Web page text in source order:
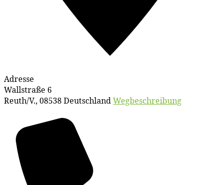
Adresse
Wallstraße 6
Reuth/V., 08538DeutschlandWegbeschreibung